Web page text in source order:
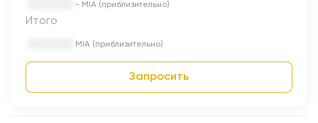
- MIA (приблизительно)
Итого
MIA (приблизительно)
Запросить